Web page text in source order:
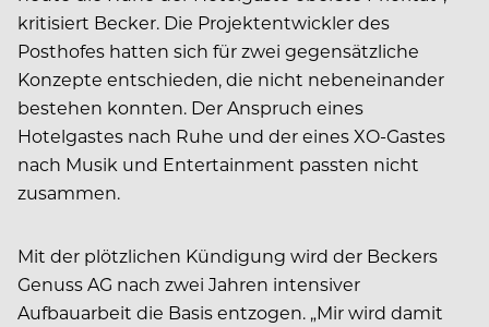
kritisiert Becker. Die Projektentwickler des
Posthofes hatten sich für zwei gegensätzliche
Konzepte entschieden, die nicht nebeneinander
bestehen konnten. Der Anspruch eines
Hotelgastes nach Ruhe und der eines XO-Gastes
nach Musik und Entertainment passten nicht
zusammen.
Mit der plötzlichen Kündigung wird der Beckers
Genuss AG nach zwei Jahren intensiver
Aufbauarbeit die Basis entzogen. „Mir wird damit